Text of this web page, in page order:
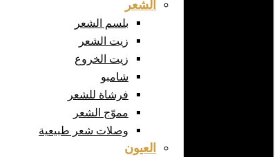
الشعر
بلسم الشعر
زيت الشعر
زيت الخروع
شامبو
فرشاة للشعر
مموّج الشعر
وصلات شعر طبيعية
العيون